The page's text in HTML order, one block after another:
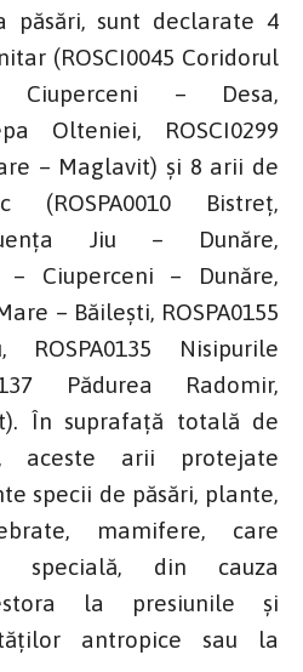
păsări, sunt declarate 4
(ROSCI0045 Coridorul
Ciuperceni – Desa,
Olteniei, ROSCI0299
– Maglavit) și 8 arii de
(ROSPA0010 Bistreț,
Jiu – Dunăre,
– Ciuperceni – Dunăre,
– Băilești, ROSPA0155
Nisipurile
Pădurea Radomir,
În suprafață totală de
aceste arii protejate
specii de păsări, plante,
mamifere, care
specială, din cauza
la presiunile și
antropice sau la